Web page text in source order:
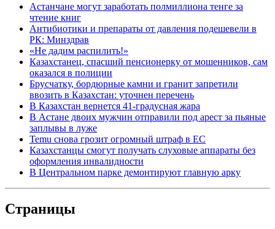
Астанчане могут заработать полмиллиона тенге за
чтение книг
Антибиотики и препараты от давления подешевели в
РК: Минздрав
«Не дадим распилить!»
Казахстанец, спасший пенсионерку от мошенников, сам
оказался в полиции
Брусчатку, бордюрные камни и гранит запретили
ввозить в Казахстан: уточнен перечень
В Казахстан вернется 41-градусная жара
В Астане двоих мужчин отправили под арест за пьяные
заплывы в луже
Temu снова грозит огромный штраф в ЕС
Казахстанцы смогут получать слуховые аппараты без
оформления инвалидности
В Центральном парке демонтируют главную арку
Страницы